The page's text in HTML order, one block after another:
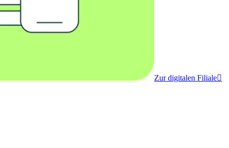
Zur digitalen Filiale